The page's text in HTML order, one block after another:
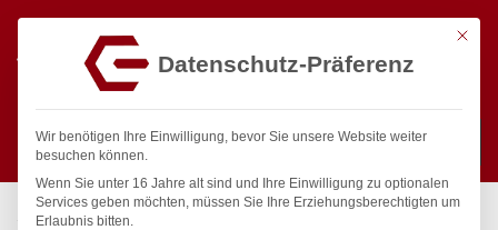
Suchen
Start / Gastronomiebedarf & Gastro Geräte für Profis
Mit
Datenschutz-Präferenz
Wir benötigen Ihre Einwilligung, bevor Sie unsere Website weiter
besuchen können.
Wenn Sie unter 16 Jahre alt sind und Ihre Einwilligung zu optionalen
Services geben möchten, müssen Sie Ihre Erziehungsberechtigten um
Erlaubnis bitten.